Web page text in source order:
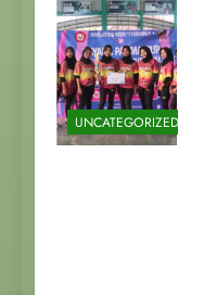
UNCATEGORIZED